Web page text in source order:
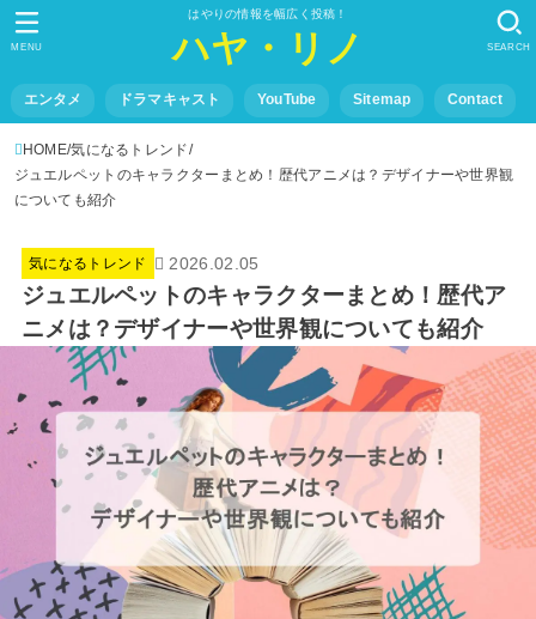
はやりの情報を幅広く投稿！
ハヤ・リノ
エンタメ ドラマキャスト YouTube Sitemap Contact
SEARCH
MENU
HOME 気になるトレンド
ジュエルペットのキャラクターまとめ！歴代アニメは？デザイナーや世界観
についても紹介
気になるトレンド 2026.02.05
ジュエルペットのキャラクターまとめ！歴代ア
ニメは？デザイナーや世界観についても紹介